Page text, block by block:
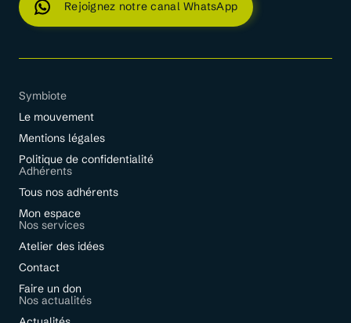
Rejoignez notre canal WhatsApp
Symbiote
Le mouvement
Mentions légales
Politique de confidentialité
Adhérents
Tous nos adhérents
Mon espace
Nos services
Atelier des idées
Contact
Faire un don
Nos actualités